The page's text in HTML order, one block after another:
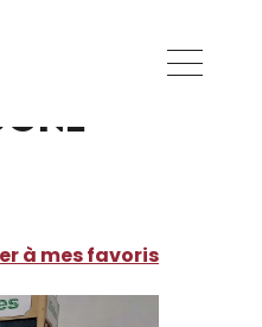
-
favoris
à mes favoris